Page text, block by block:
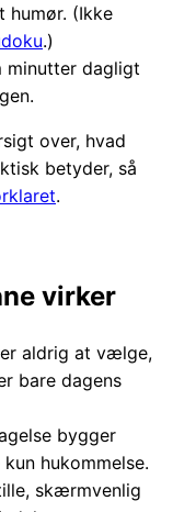
humør. (Ikke
.)
minutter dagligt
over, hvad
betyder, så
.
virker
aldrig at vælge,
bare dagens
bygger
hukommelse.
skærmvenlig